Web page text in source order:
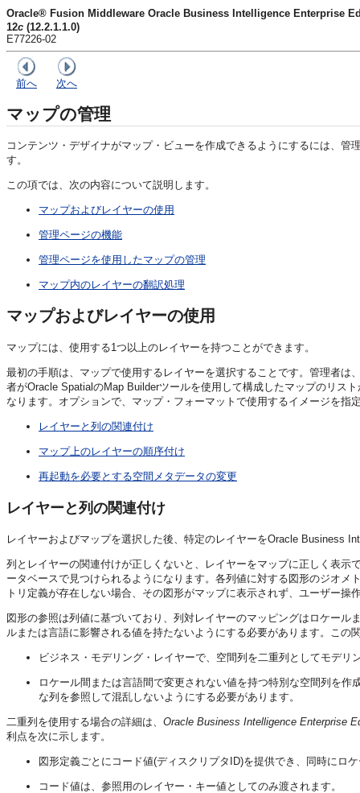
Oracle® Fusion Middleware Oracle Business Intelligence Enterprise
12c (12.2.1.1.0)
E77226-02
前へ 次へ
マップの管理
コンテンツ・デザイナがマップ・ビューを作成できるようにするには、
す。
この項では、次の内容について説明します。
マップおよびレイヤーの使用
管理ページの機能
管理ページを使用したマップの管理
マップ内のレイヤーの翻訳処理
マップおよびレイヤーの使用
マップには、使用する1つ以上のレイヤーを持つことができます。
最初の手順は、マップで使用するレイヤーを選択することです。管理者
者がOracle SpatialのMap Builderツールを使用して構成したマップのリス
なります。オプションで、マップ・フォーマットで使用するイメージを
レイヤーと列の関連付け
マップ上のレイヤーの順序付け
再起動を必要とする空間メタデータの変更
レイヤーと列の関連付け
レイヤーおよびマップを選択した後、特定のレイヤーをOracle Business
列とレイヤーの関連付けが正しくないと、レイヤーをマップに正しく表
ータベースで見つけられるようになります。各列値に対する図形のジオ
トリ定義が存在しない場合、その図形がマップに表示されず、ユーザー操
図形の参照は列値に基づいており、列対レイヤーのマッピングはロケー
ルまたは言語に影響される値を持たないようにする必要があります。こ
ビジネス・モデリング・レイヤーで、空間列を二重列としてモデリ
ロケール間または言語間で変更されない値を持つ特別な空間列を
な列を参照して混乱しないようにする必要があります。
二重列を使用する場合の詳細は、 Oracle Business Intelligence Enterprise
利点を次に示します。
図形定義ごとにコード値(ディスクリプタID)を提供でき、同時にロ
コード値は、参照用のレイヤー・キー値としてのみ渡されます。